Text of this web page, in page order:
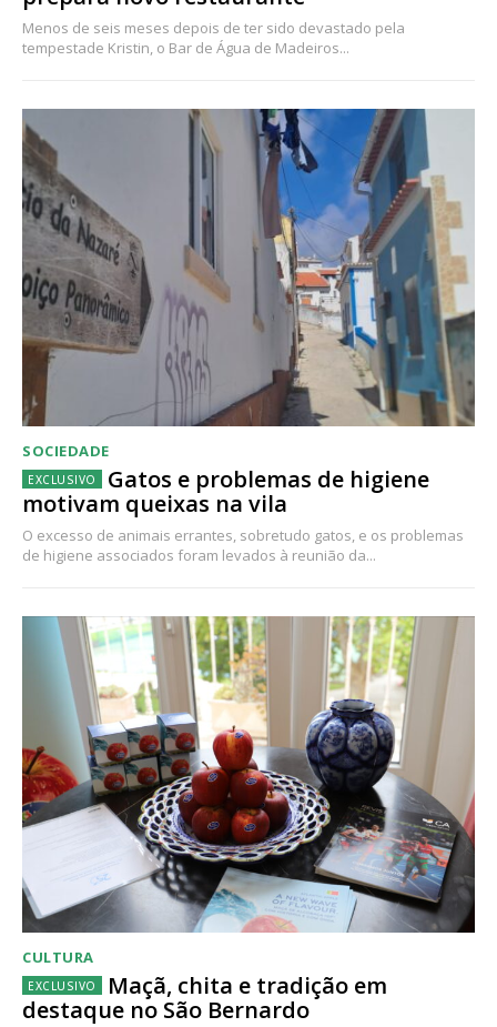
Menos de seis meses depois de ter sido devastado pela
tempestade Kristin, o Bar de Água de Madeiros...
SOCIEDADE
Gatos e problemas de higiene
motivam queixas na vila
O excesso de animais errantes, sobretudo gatos, e os problemas
de higiene associados foram levados à reunião da...
CULTURA
Maçã, chita e tradição em
destaque no São Bernardo